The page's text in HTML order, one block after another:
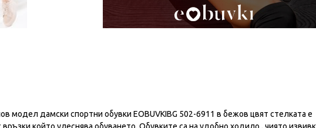
модел дамски спортни обувки EOBUVKIBG 502-6911 в бежов цвят стелката е